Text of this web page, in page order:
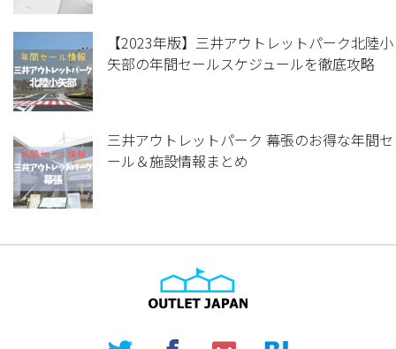
【2023年版】三井アウトレットパーク北陸小
矢部の年間セールスケジュールを徹底攻略
三井アウトレットパーク 幕張のお得な年間セ
ール＆施設情報まとめ